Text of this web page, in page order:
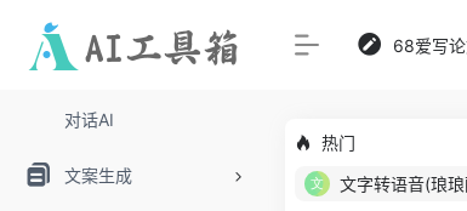
对话AI
文案生成
68爱写
热门
文字转语音(琅